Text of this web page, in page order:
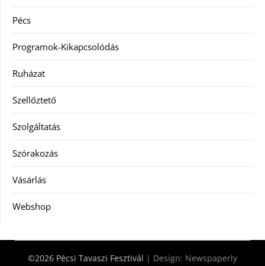
Pécs
Programok-Kikapcsolódás
Ruházat
Szellőztető
Szolgáltatás
Szórakozás
Vásárlás
Webshop
©2026 Pécsi Tavaszi Fesztivál | Design: Newspaperly